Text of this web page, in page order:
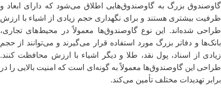
گاوصندوق بزرگ به گاوصندوق‌هایی اطلاق می‌شود که دارای ابعاد و
ظرفیت بیشتری هستند و برای نگهداری حجم زیادی از اشیاء با ارزش
طراحی شده‌اند. این نوع گاوصندوق‌ها معمولاً در محیط‌های تجاری،
بانک‌ها و دفاتر بزرگ مورد استفاده قرار می‌گیرند و می‌توانند از حجم
زیادی از اسناد، پول نقد، طلا و دیگر اشیاء با ارزش محافظت کنند.
طراحی این گاوصندوق‌ها معمولاً به گونه‌ای است که امنیت بالایی را در
برابر تهدیدات مختلف تأمین می‌کند.